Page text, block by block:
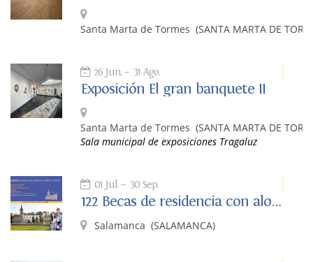
Santa Marta de Tormes (SANTA MARTA DE
26 Jun. 31 Ago.
Exposición El gran banquete II
Santa Marta de Tormes (SANTA MARTA DE
Sala municipal de exposiciones Tragaluz
01 Jul. 30 Sep.
122 Becas de residencia con alojamiento completo y gratuito
Salamanca (SALAMANCA)